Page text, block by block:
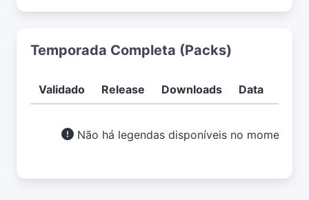
Temporada Completa (Packs)
Validado Release Downloads Data
Não há legendas disponíveis no momento.